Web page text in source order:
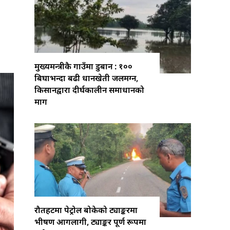
मुख्यमन्त्रीकै गाउँमा डुबान : १००
बिघाभन्दा बढी धानखेती जलमग्न,
किसानद्वारा दीर्घकालीन समाधानको
माग
रौतहटमा पेट्रोल बोकेको ट्याङ्करमा
भीषण आगलागी, ट्याङ्कर पूर्ण रूपमा